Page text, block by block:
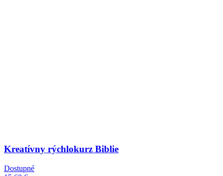
Kreatívny rýchlokurz Biblie
Dostupné